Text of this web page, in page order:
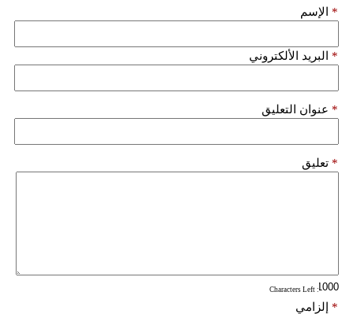
سيارات
الإسم *
البريد الألكتروني *
عنوان التعليق *
تعليق *
: Characters Left
إلزامي *